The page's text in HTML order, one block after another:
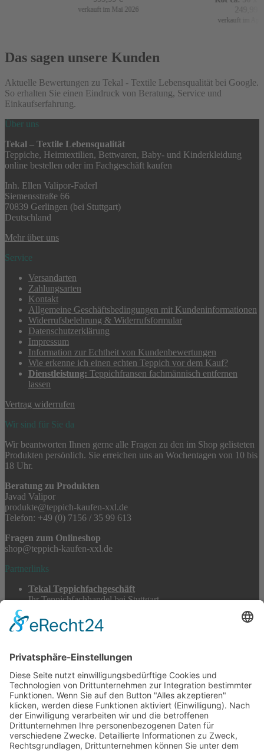
verkauft im Mai 2026
249,99
verkauft im April
Das sagen unsere Kunden
Aktuelle Bewertungen zu Tekal - Textile Lebensqualität bei Google.
So erhalten Sie einen Eindruck von Beratung, Service und
Einkaufserfahrung.
Über uns
Tekal – Textile Lebensqualität
Teppiche, Heimtextilien, Bettwaren, Baby- und Kinderkleidung
online bestellen oder im Fachgeschäft kaufen
Inh. Ellen Valipor-Faderl
Siemensstraße 66
70839 Gerlingen (bei Stuttgart)
Deutschland
Mehr über uns
Service
Versandarten
Zahlungsarten
Kontakt
Allgemeine Geschäftsbedingungen mit Kundeninformationen
Widerrufsbelehrung & Widerrufsformular
Datenschutzerklärung
Impressum
Information zur Echtheit von Kundenbewertungen
Wie erkenne ich einen echten Teppich vor dem Kauf?
Dienstleistung: Teppichfransen fachmännisch entfernen
lassen
Vertrag widerrufen
Wir sind für Sie da
Wir beantworten Ihnen gerne alle Fragen zu den im Shop gelisteten
Produkten persönlich. Sie erreichen uns an Wochentagen von 10 bis
18 Uhr.
Beratung zu Produkten
Javad Valipor
produkte@teppich-kaufen-xxl.de
Telefon: +49 (0) 7156 / 35 99 613
Fragen zum Onlineshop
shop@teppich-kaufen-xxl.de
Partnerlinks
Tekal Teppichfachgeschäft
Ihr Teppichfachhandel bei Stuttgart
Teppichwäsche & -reparatur
Stadtmühle Waldenbuch
Feuerwerk XXL
Pyrotechnik online bestellen
© 2017-2026 · Tekal – Textile Lebensqualität| Einzelstücke mit
Charakter – Exklusive moderne Teppiche und handverlesene
Orientteppiche
Alle Preise inkl. der gesetzlichen MwSt. · Die durchgestrichenen Preise
entsprechen, sofern nicht anders angegeben, den bisherigen Preisen in
unserem Shop.